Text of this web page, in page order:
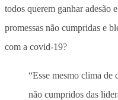
todos querem ganhar adesão
promessas não cumpridas e
com a covid-19?
“Esse mesmo clima de
não cumpridos das